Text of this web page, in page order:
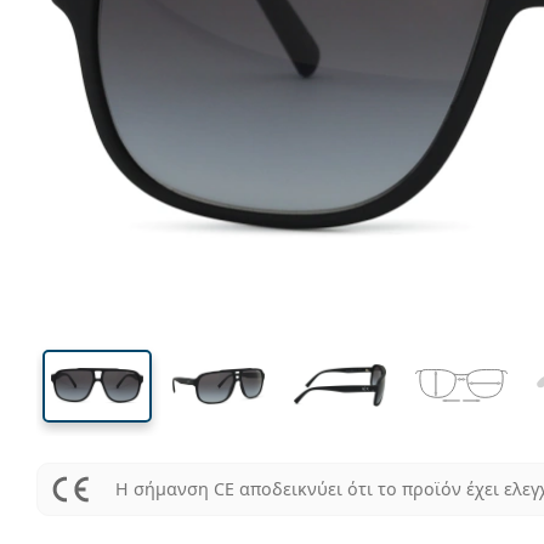
Μήκος σκελετού
49 mm
Ύψος φακού Μήκος φακού
Μήκος
Η σήμανση CE αποδεικνύει ότι το προϊόν έχει